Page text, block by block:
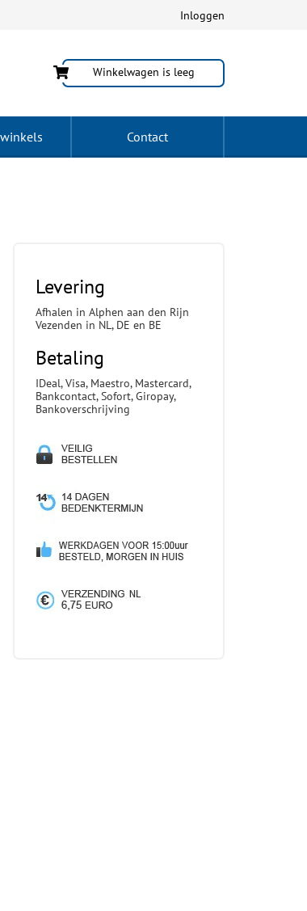
Inloggen
Winkelwagen is leeg
Contact
Levering
Afhalen in Alphen aan den Rijn
Vezenden in NL, DE en BE
Betaling
IDeal, Visa, Maestro, Mastercard,
Bankcontact, Sofort, Giropay,
Bankoverschrijving